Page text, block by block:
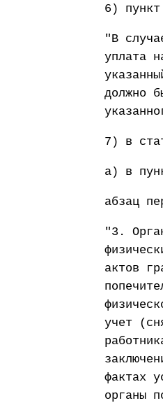
6) пункт
"В
уплата
должно
7) в
а) в
абзац
"3.
актов
учет
фактах
органы